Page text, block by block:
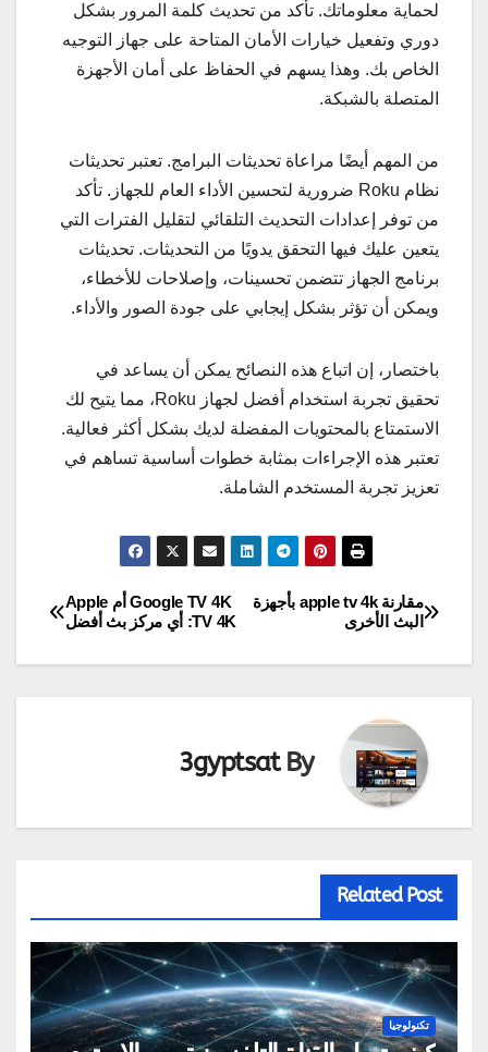
لحماية معلوماتك. تأكد من تحديث كلمة المرور بشكل
دوري وتفعيل خيارات الأمان المتاحة على جهاز التوجيه
الخاص بك. وهذا يسهم في الحفاظ على أمان الأجهزة
المتصلة بالشبكة.
من المهم أيضًا مراعاة تحديثات البرامج. تعتبر تحديثات
نظام Roku ضرورية لتحسين الأداء العام للجهاز. تأكد
من توفر إعدادات التحديث التلقائي لتقليل الفترات التي
يتعين عليك فيها التحقق يدويًا من التحديثات. تحديثات
برنامج الجهاز تتضمن تحسينات، وإصلاحات للأخطاء،
ويمكن أن تؤثر بشكل إيجابي على جودة الصور والأداء.
باختصار، إن اتباع هذه النصائح يمكن أن يساعد في
تحقيق تجربة استخدام أفضل لجهاز Roku، مما يتيح لك
الاستمتاع بالمحتويات المفضلة لديك بشكل أكثر فعالية.
تعتبر هذه الإجراءات بمثابة خطوات أساسية تساهم في
تعزيز تجربة المستخدم الشاملة.
تصفّح
المقالات
Google TV 4K أم Apple
TV 4K: أي مركز بث أفضل
مقارنة apple tv 4k بأجهزة
البث الأخرى
By
3gyptsat
Related Post
تكنولوجيا